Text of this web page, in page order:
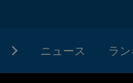
ニュース ラ